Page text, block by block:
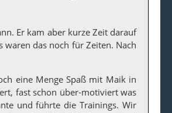
Er kam aber kurze Zeit darauf
waren das noch für Zeiten. Nach
eine Menge Spaß mit Maik in
fast schon über-motiviert was
und führte die Trainings. Wir